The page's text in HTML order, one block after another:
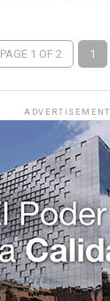
PAGE 1 OF 2 1
ADVERTISEMENT